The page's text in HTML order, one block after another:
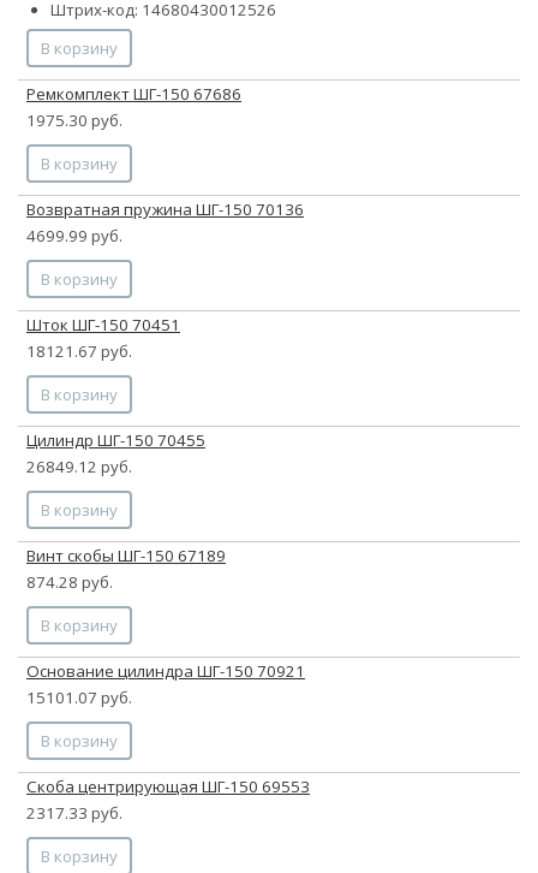
Штрих-код: 14680430012526
В корзину
Ремкомплект ШГ-150 67686
1975.30 руб.
В корзину
Возвратная пружина ШГ-150 70136
4699.99 руб.
В корзину
Шток ШГ-150 70451
18121.67 руб.
В корзину
Цилиндр ШГ-150 70455
26849.12 руб.
В корзину
Винт скобы ШГ-150 67189
874.28 руб.
В корзину
Основание цилиндра ШГ-150 70921
15101.07 руб.
В корзину
Скоба центрирующая ШГ-150 69553
2317.33 руб.
В корзину